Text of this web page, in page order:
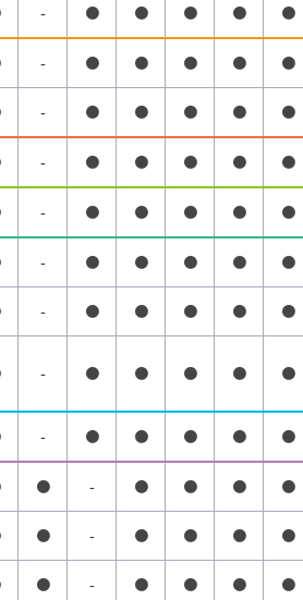
- ● ● ● ● ●
- ● ● ● ● ●
- ● ● ● ● ●
- ● ● ● ● ●
- ● ● ● ● ●
- ● ● ● ● ●
- ● ● ● ● ●
- ● ● ● ● ●
- ● ● ● ● ●
● - ● ● ● ●
● - ● ● ● ●
● - ● ● ● ●